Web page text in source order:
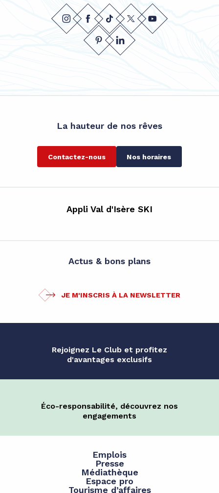
La hauteur de nos rêves
Contactez-nous Nos horaires
Appli Val d'Isère SKI
Actus & bons plans
JE M'INSCRIS À LA NEWSLETTER
Rejoignez Le Club et profitez
d'avantages exclusifs
Éco-responsabilité, découvrez nos
engagements
Emplois
Presse
Médiathèque
Espace pro
Tourisme d’affaires